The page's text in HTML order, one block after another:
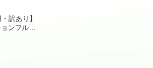
訳あり】
ンフルー
込み｜